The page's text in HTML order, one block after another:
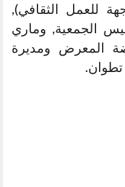
للعمل الثقافي),
الجمعية, وماري
المعرض ومديرة